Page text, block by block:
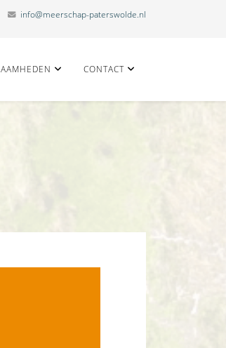
info@meerschap-paterswolde.nl
CONTACT